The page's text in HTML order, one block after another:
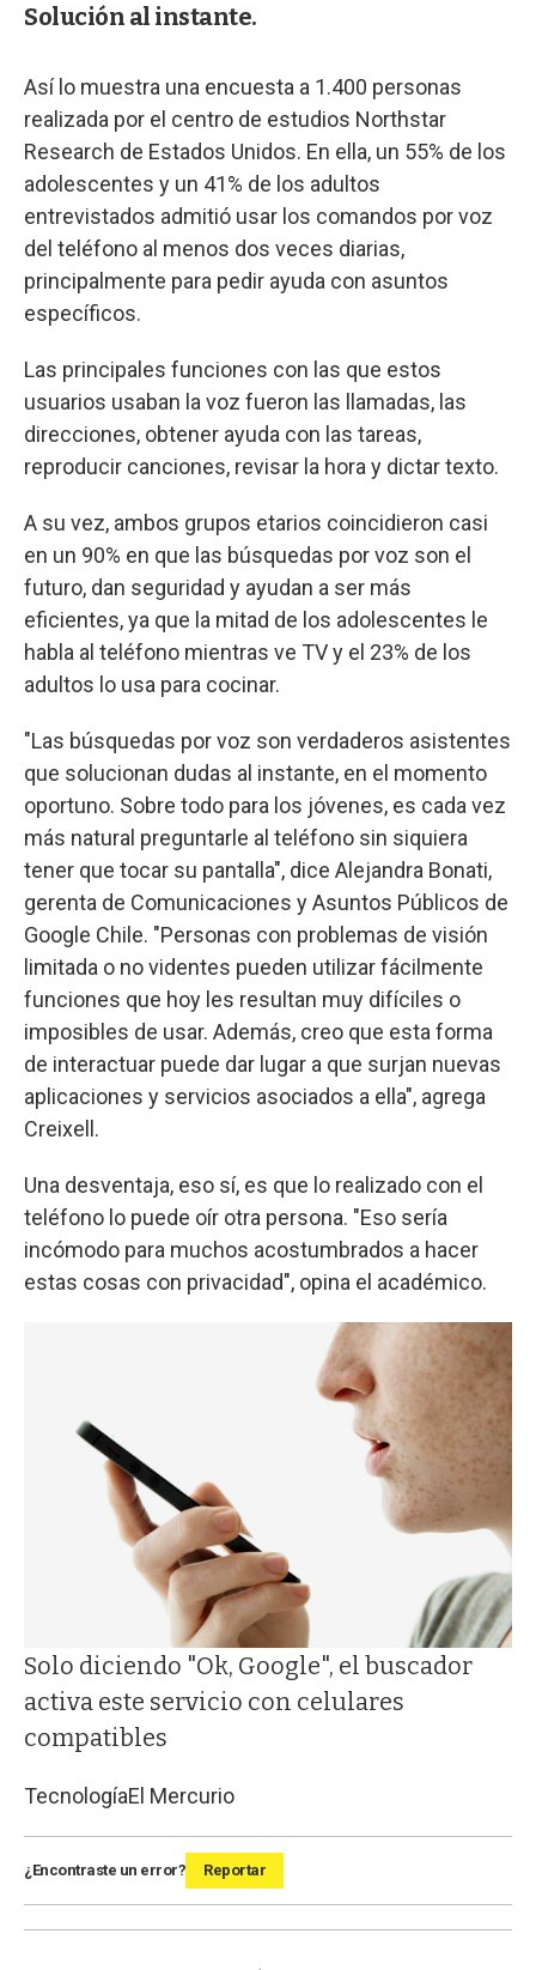
Solución al instante.
Así lo muestra una encuesta a 1.400 personas
realizada por el centro de estudios Northstar
Research de Estados Unidos. En ella, un 55% de los
adolescentes y un 41% de los adultos
entrevistados admitió usar los comandos por voz
del teléfono al menos dos veces diarias,
principalmente para pedir ayuda con asuntos
específicos.
Las principales funciones con las que estos
usuarios usaban la voz fueron las llamadas, las
direcciones, obtener ayuda con las tareas,
reproducir canciones, revisar la hora y dictar texto.
A su vez, ambos grupos etarios coincidieron casi
en un 90% en que las búsquedas por voz son el
futuro, dan seguridad y ayudan a ser más
eficientes, ya que la mitad de los adolescentes le
habla al teléfono mientras ve TV y el 23% de los
adultos lo usa para cocinar.
"Las búsquedas por voz son verdaderos asistentes
que solucionan dudas al instante, en el momento
oportuno. Sobre todo para los jóvenes, es cada vez
más natural preguntarle al teléfono sin siquiera
tener que tocar su pantalla", dice Alejandra Bonati,
gerenta de Comunicaciones y Asuntos Públicos de
Google Chile. "Personas con problemas de visión
limitada o no videntes pueden utilizar fácilmente
funciones que hoy les resultan muy difíciles o
imposibles de usar. Además, creo que esta forma
de interactuar puede dar lugar a que surjan nuevas
aplicaciones y servicios asociados a ella", agrega
Creixell.
Una desventaja, eso sí, es que lo realizado con el
teléfono lo puede oír otra persona. "Eso sería
incómodo para muchos acostumbrados a hacer
estas cosas con privacidad", opina el académico.
Solo diciendo "Ok, Google", el buscador
activa este servicio con celulares
compatibles
TecnologíaEl Mercurio
¿Encontraste un error? Reportar